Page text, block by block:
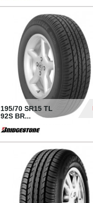
195/70 SR15 TL
92S BR...